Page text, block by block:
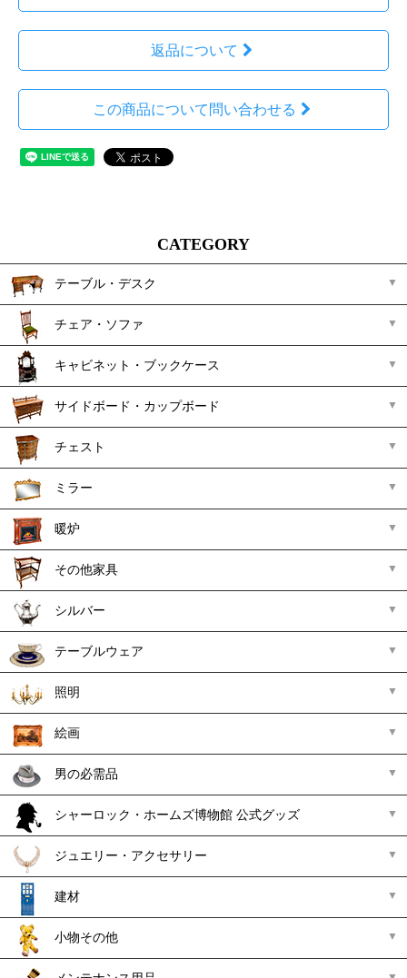
返品について
この商品について問い合わせる
CATEGORY
テーブル・デスク
チェア・ソファ
キャビネット・ブックケース
サイドボード・カップボード
チェスト
ミラー
暖炉
その他家具
シルバー
テーブルウェア
照明
絵画
男の必需品
シャーロック・ホームズ博物館 公式グッズ
ジュエリー・アクセサリー
建材
小物その他